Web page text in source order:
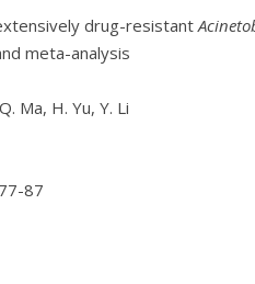
drug-resistant
meta-analysis
Ma, H. Yu, Y. Li
87